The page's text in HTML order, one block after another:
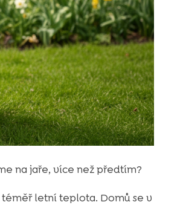
na jaře, více než předtím?
letní teplota. Domů se v